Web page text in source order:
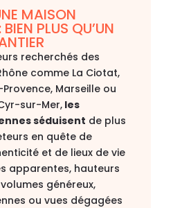
MAISON
PLUS QU’UN
recherchés des
comme La Ciotat,
, Marseilleou
sur-Mer,les
séduisent de plus
en quête de
et de lieux de vie
apparentes, hauteurs
généreux,
ou vues dégagées